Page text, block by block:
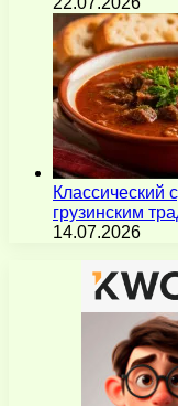
Классический
грузинским
14.07.2026